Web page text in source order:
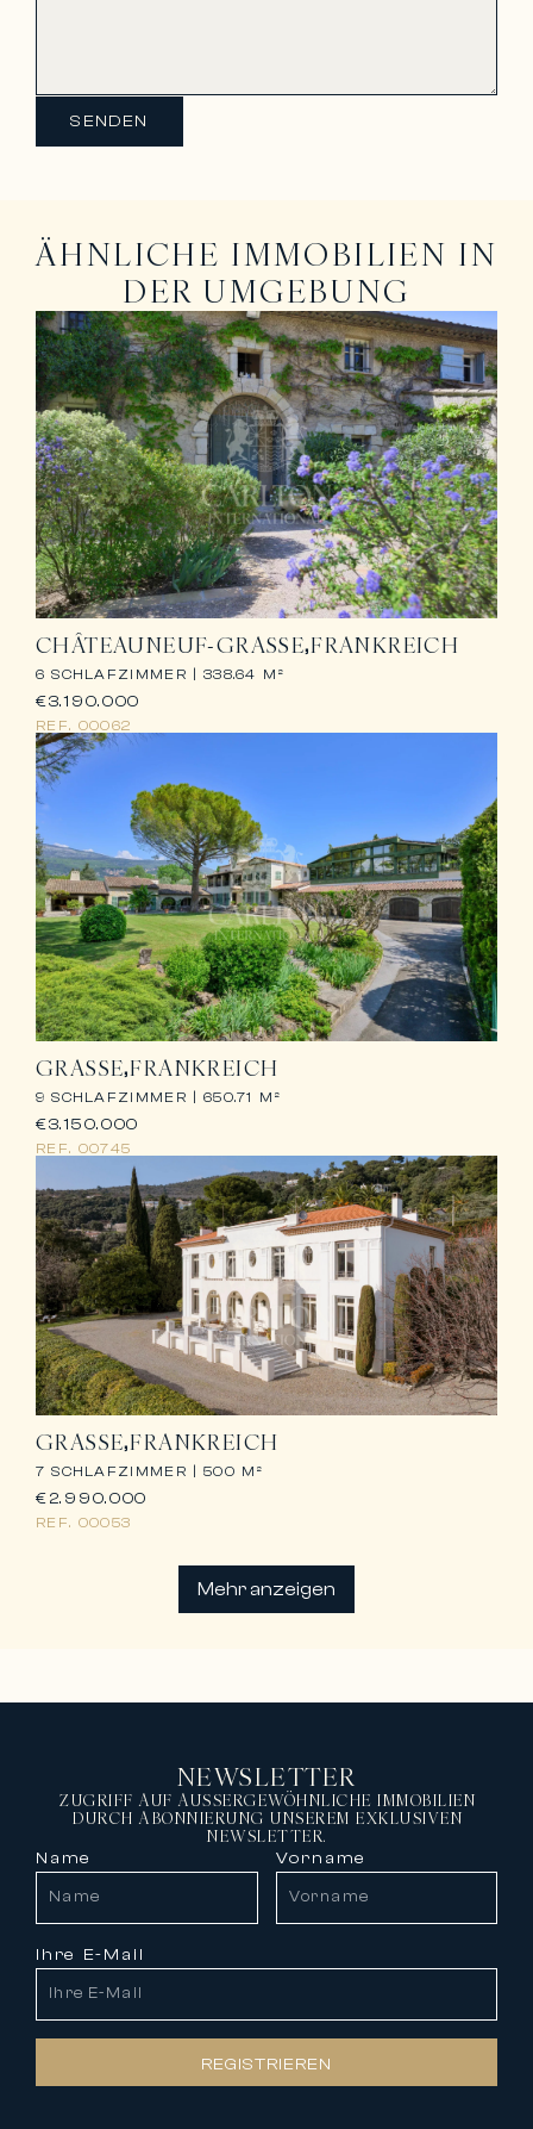
SENDEN
ÄHNLICHE IMMOBILIEN IN
DER UMGEBUNG
CHÂTEAUNEUF-GRASSE FRANKREICH
6 SCHLAFZIMMER | 338.64 M²
REF. 00062
€3.190.000
GRASSE FRANKREICH
9 SCHLAFZIMMER | 650.71 M²
REF. 00745
€3.150.000
GRASSE FRANKREICH
7 SCHLAFZIMMER | 500 M²
REF. 00053
€2.990.000
Mehr anzeigen
NEWSLETTER
ZUGRIFF AUF AUSSERGEWÖHNLICHE IMMOBILIEN
DURCH ABONNIERUNG UNSEREM EXKLUSIVEN
NEWSLETTER.
Name Vorname
Ihre E-Mail
REGISTRIEREN